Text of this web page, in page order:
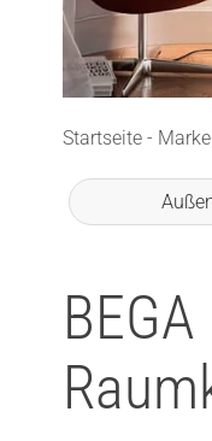
Startseite-